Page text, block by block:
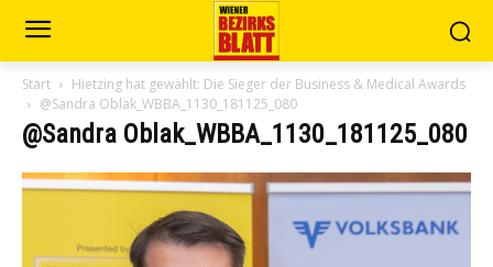
Start
Hietzing hat gewählt: Die Sieger der Business & Medical Awards
@Sandra Oblak_WBBA_1130_181125_080
@Sandra Oblak_WBBA_1130_181125_080